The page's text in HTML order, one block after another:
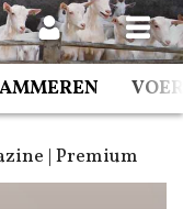
| Premium